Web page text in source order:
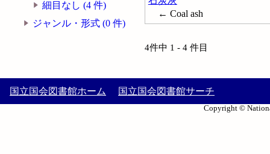
細目なし (4 件)
ジャンル・形式 (0 件)
← Coal ash
4件中 1 - 4 件目
国立国会図書館ホーム 国立国会図書館サーチ
Copyright ©